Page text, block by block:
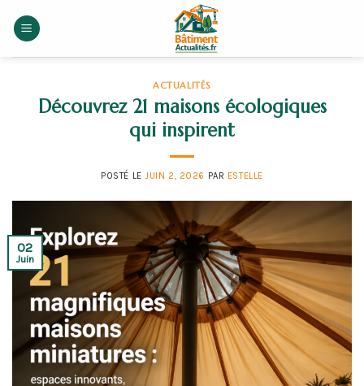
ACTUALITÉS
Découvrez 21 maisons écologiques
qui inspirent
POSTÉ LEJUIN 2, 2026 PAR ESTELLE
02
Juin